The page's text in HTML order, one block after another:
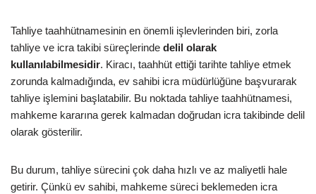
Tahliye taahhütnamesinin en önemli işlevlerinden biri, zorla
tahliye ve icra takibi süreçlerinde delil olarak
kullanılabilmesidir. Kiracı, taahhüt ettiği tarihte tahliye etmek
zorunda kalmadığında, ev sahibi icra müdürlüğüne başvurarak
tahliye işlemini başlatabilir. Bu noktada tahliye taahhütnamesi,
mahkeme kararına gerek kalmadan doğrudan icra takibinde delil
olarak gösterilir.
Bu durum, tahliye sürecini çok daha hızlı ve az maliyetli hale
getirir. Çünkü ev sahibi, mahkeme süreci beklemeden icra